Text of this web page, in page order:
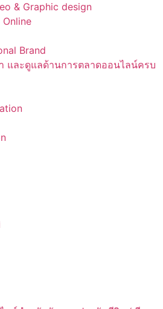
& Graphic design
Brand
และดูแลด้านการตลาดออนไลน์ครบ